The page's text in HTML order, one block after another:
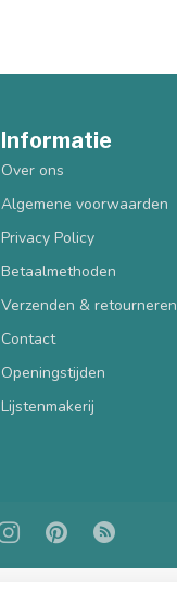
Informatie
Over ons
Algemene voorwaarden
Privacy Policy
Betaalmethoden
Verzenden & retourneren
Contact
Openingstijden
Lijstenmakerij